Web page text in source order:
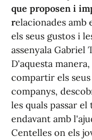
que proposen i
relacionades amb
els seus gustos i
assenyala Gabriel
D'aquesta
compartir els
companys,
les quals passar
endavant amb
Centelles on els